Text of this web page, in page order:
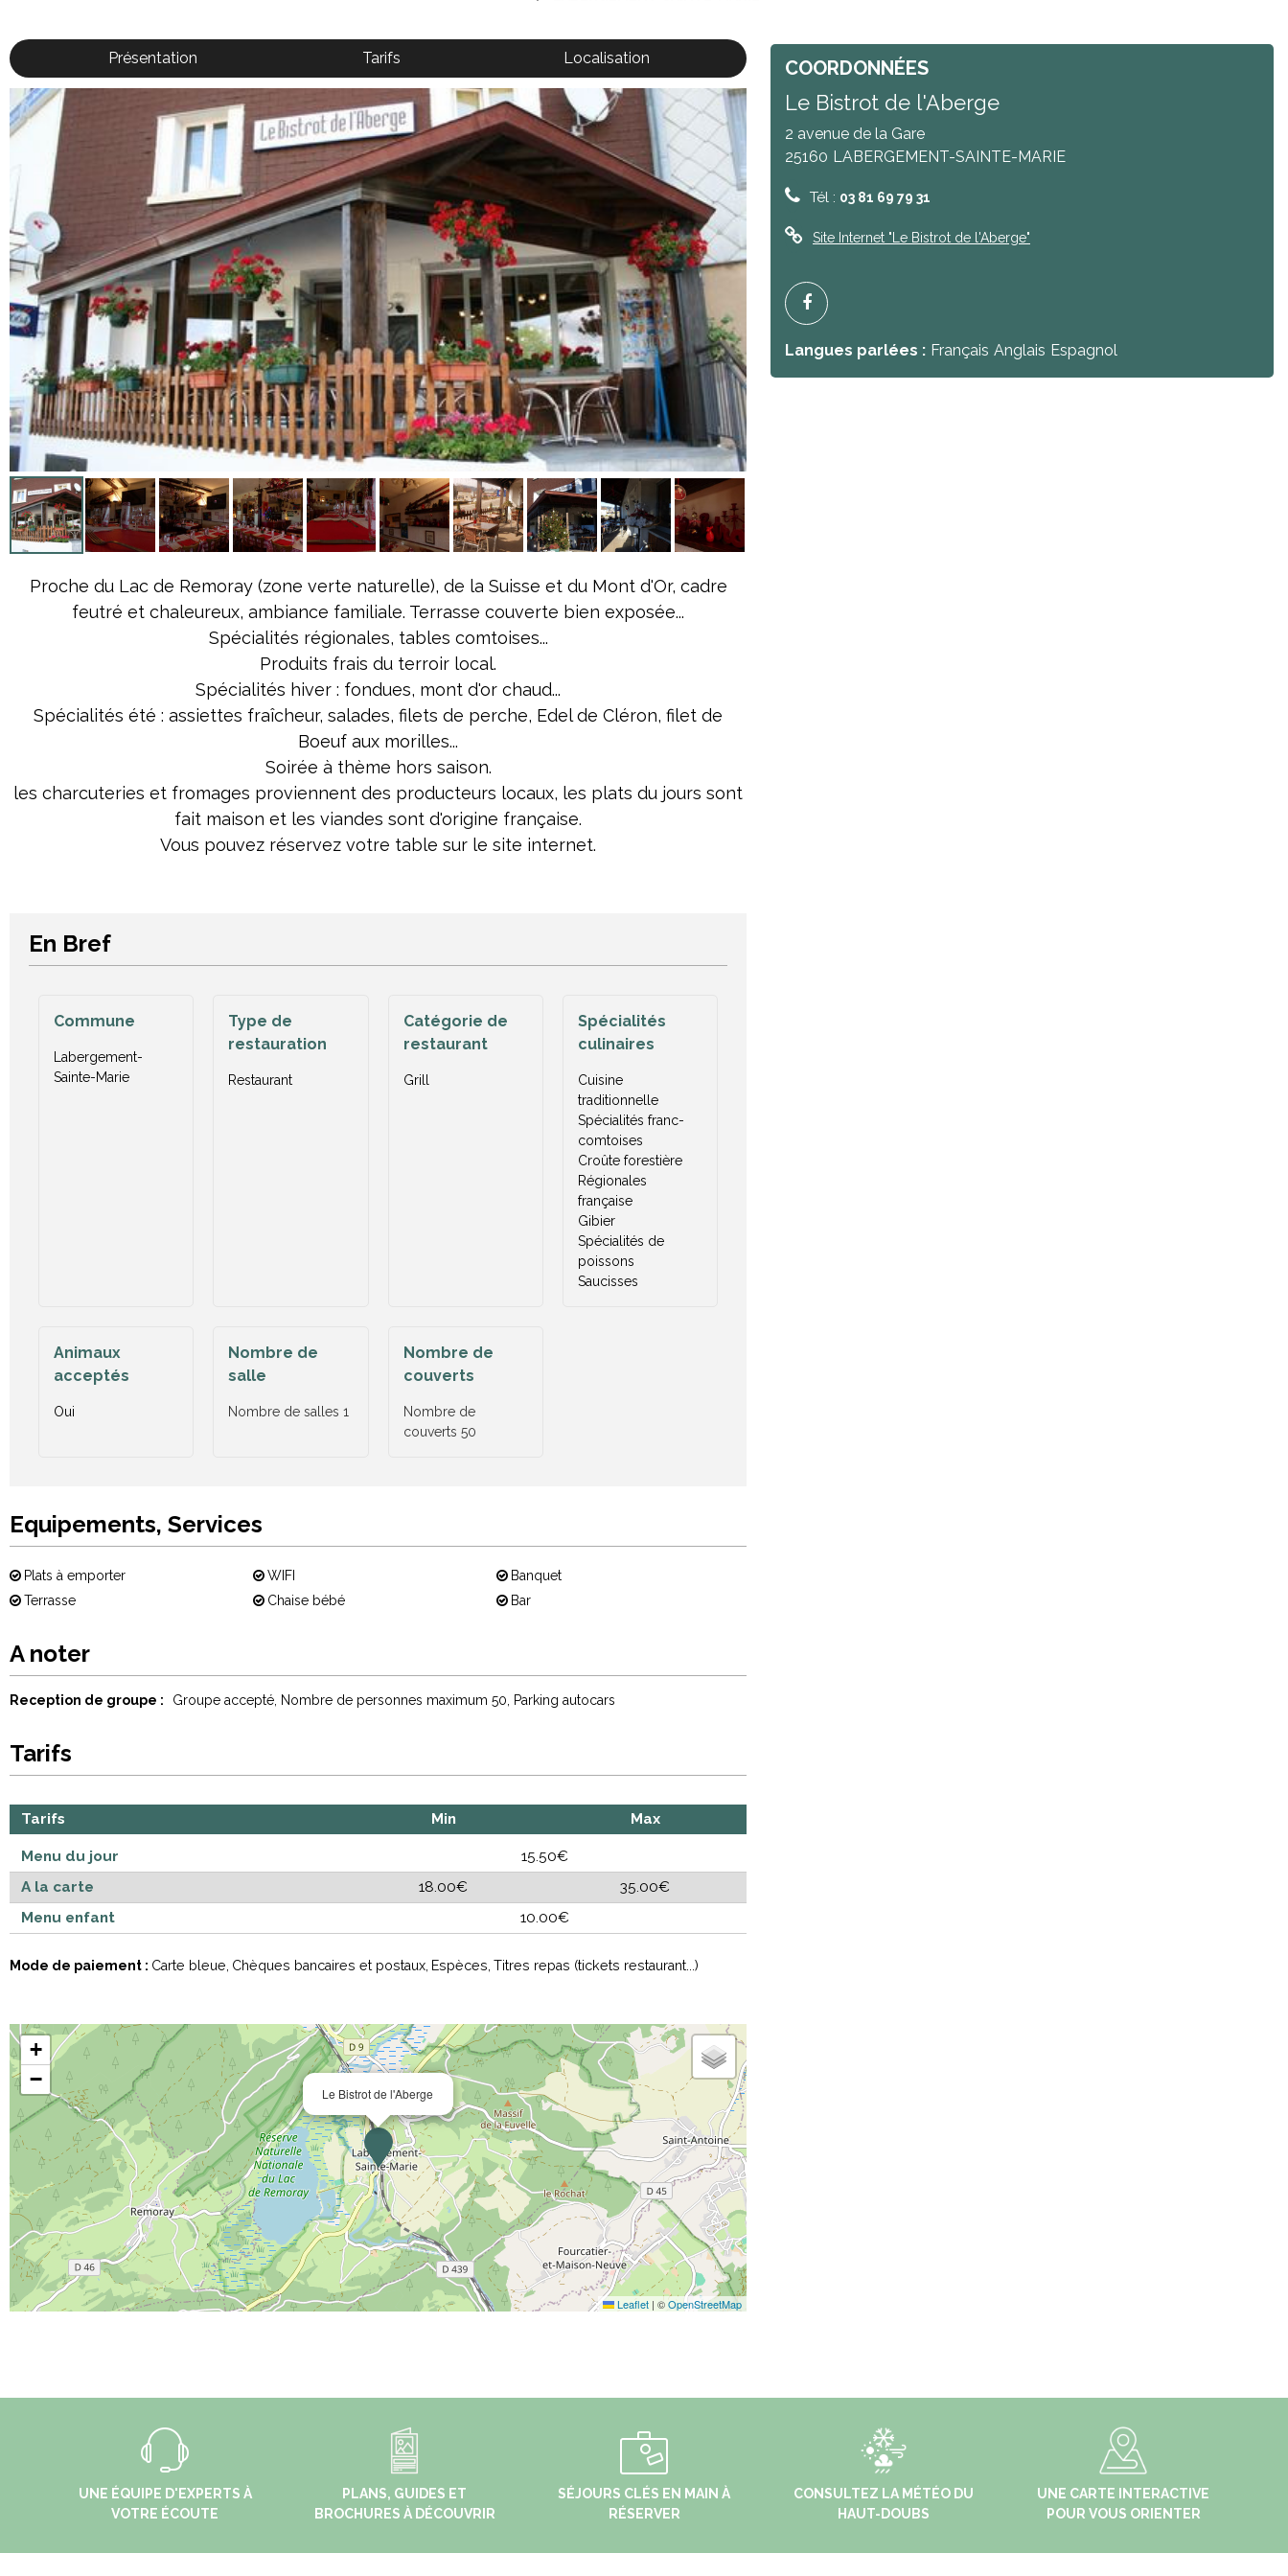
Présentation Tarifs Localisation
Proche du Lac de Remoray (zone verte naturelle), de la Suisse et du Mont d'Or, cadre
feutré et chaleureux, ambiance familiale. Terrasse couverte bien exposée...
Spécialités régionales, tables comtoises...
Produits frais du terroir local.
Spécialités hiver : fondues, mont d'or chaud...
Spécialités été : assiettes fraîcheur, salades, filets de perche, Edel de Cléron, filet de
Boeuf aux morilles...
Soirée à thème hors saison.
les charcuteries et fromages proviennent des producteurs locaux, les plats du jours sont
fait maison et les viandes sont d'origine française.
Vous pouvez réservez votre table sur le site internet.
En Bref
Commune
Labergement-
Sainte-Marie
Type de
restauration
Restaurant
Catégorie de
restaurant
Grill
Spécialités
culinaires
Cuisine
traditionnelle
Spécialités franc-
comtoises
Croûte forestière
Régionales
française
Gibier
Spécialités de
poissons
Saucisses
Animaux
acceptés
Oui
Nombre de
salle
Nombre de salles 1
Nombre de
couverts
Nombre de
couverts 50
Equipements, Services
Plats à emporter WIFI
Banquet
Terrasse
Chaise bébé Bar
COORDONNÉES
Le Bistrot de l'Aberge
2 avenue de la Gare
25160 LABERGEMENT-SAINTE-MARIE
Tél : 03 81 69 79 31
Site Internet "Le Bistrot de l'Aberge"
Langues parlées : Français Anglais Espagnol
A noter
Reception de groupe : Groupe accepté Nombre de personnes maximum 50 Parking autocars
Tarifs
Tarifs Min Max
Menu du jour
15.50€
A la carte
18.00€
35.00€
Menu enfant
10.00€
Mode de paiement : Carte bleue Chèques bancaires et postaux Espèces Titres repas (tickets restaurant...)
Le Bistrot de l'Aberge
+
−
Leaflet | ©OpenStreetMap
UNE ÉQUIPE D'EXPERTS À
VOTRE ÉCOUTE
PLANS, GUIDES ET
BROCHURES À DÉCOUVRIR
SÉJOURS CLÉS EN MAIN À
RÉSERVER
CONSULTEZ LA MÉTÉO DU
HAUT-DOUBS
UNE CARTE INTERACTIVE
POUR VOUS ORIENTER